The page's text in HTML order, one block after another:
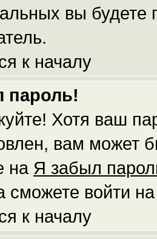
вы будете
к началу
пароль!
Хотя ваш
вам может
на Я забыл
сможете войти
к началу